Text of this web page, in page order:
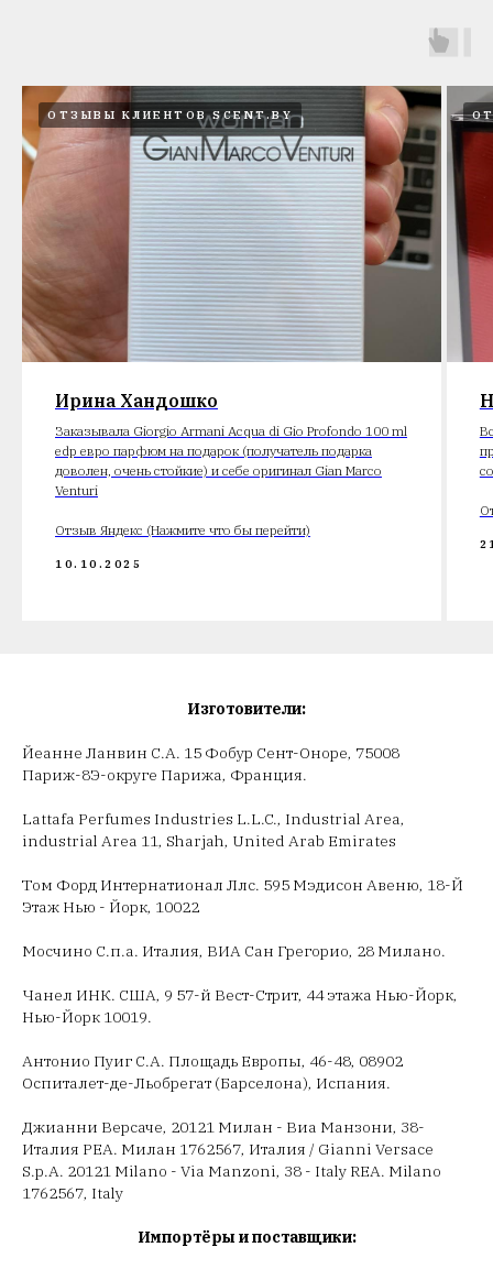
ОТЗЫВЫ КЛИЕНТОВ SCENT.BY
Ирина Хандошко
Заказывала Giorgio Armani Acqua di Gio Profondo 100 ml
edp евро парфюм на подарок (получатель подарка
доволен, очень стойкие) и себе оригинал Gian Marco
Venturi
Отзыв Яндекс (Нажмите что бы перейти)
10.10.2025
Изготовители:
Йеанне Ланвин С.А. 15 Фобур Сент-Оноре, 75008
Париж-8Э-округе Парижа, Франция.
Lattafa Perfumes Industries L.L.C., Industrial Area,
industrial Area 11, Sharjah, United Arab Emirates
Том Форд Интернатионал Ллс. 595 Мэдисон Авеню, 18-Й
Этаж Нью - Йорк, 10022
Мосчино С.п.а. Италия, ВИА Сан Грегорио, 28 Милано.
Чанел ИНК. США, 9 57-й Вест-Стрит, 44 этажа Нью-Йорк,
Нью-Йорк 10019.
Антонио Пуиг С.А. Площадь Европы, 46-48, 08902
Оспиталет-де-Льобрегат (Барселона), Испания.
Джианни Версаче, 20121 Милан - Виа Манзони, 38-
Италия РЕА. Милан 1762567, Италия / Gianni Versace
S.p.A. 20121 Milano - Via Manzoni, 38 - Italy REA. Milano
1762567, Italy
Импортёры и поставщики: